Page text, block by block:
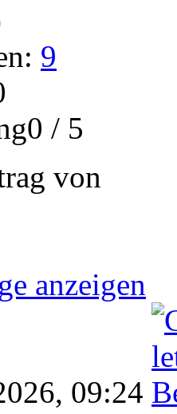
9
/ 5
von
anzeigen
09:24